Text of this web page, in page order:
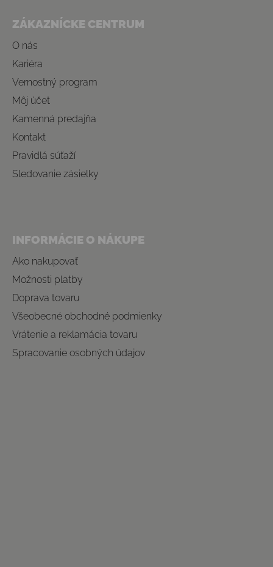
ZÁKAZNÍCKE CENTRUM
O nás
Kariéra
Vernostný program
Môj účet
Kamenná predajňa
Kontakt
Pravidlá súťaží
Sledovanie zásielky
INFORMÁCIE O NÁKUPE
Ako nakupovať
Možnosti platby
Doprava tovaru
Všeobecné obchodné podmienky
Vrátenie a reklamácia tovaru
Spracovanie osobných údajov